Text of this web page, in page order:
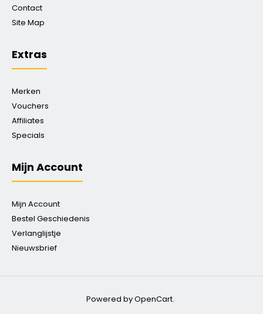
Contact
Site Map
Extras
Merken
Vouchers
Affiliates
Specials
Mijn Account
Mijn Account
Bestel Geschiedenis
Verlanglijstje
Nieuwsbrief
Powered by OpenCart.